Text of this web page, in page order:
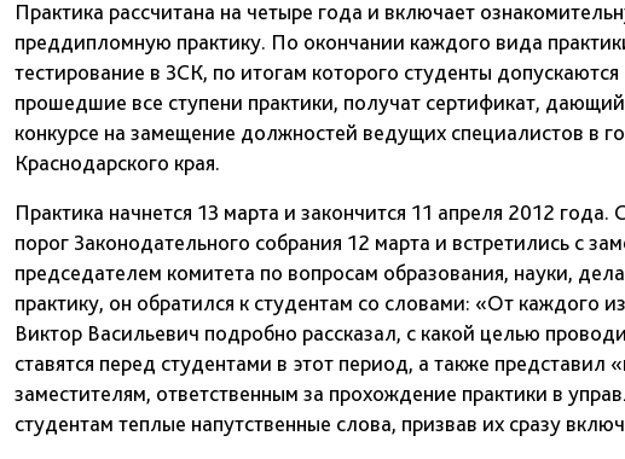
Практика рассчитана на четыре года и включает
преддипломную практику. По окончании каждого вида
тестирование в ЗСК, по итогам которого студенты
прошедшие все ступени практики, получат сертификат,
конкурсе на замещение должностей ведущих специалистов в
Краснодарского края.
Практика начнется 13 марта и закончится 11 апреля 2012
порог Законодательного собрания 12 марта и встретились с
председателем комитета по вопросам образования, науки,
практику, он обратился к студентам со словами: «От каждого
Виктор Васильевич подробно рассказал, с какой целью
ставятся перед студентами в этот период, а также
заместителям, ответственным за прохождение практики в
студентам теплые напутственные слова, призвав их сразу